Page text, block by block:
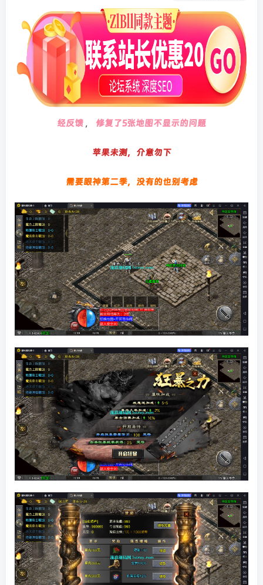
经反馈 ， 修复了5张地图不显示的问题
苹果未测，介意勿下
需要眼神第二季，没有的也别考虑